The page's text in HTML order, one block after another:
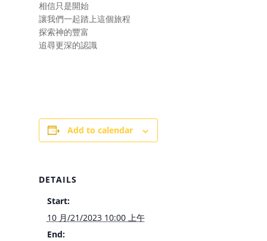
相信只是開始
讓我們一起踏上這個旅程
探索神的豐富
追尋更深的認識
Add to calendar
DETAILS
Start:
10 月/21/2023 10:00 上午
End: